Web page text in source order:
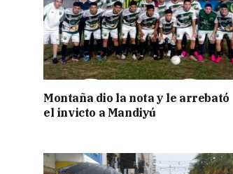
Montaña dio la nota y le arrebató
el invicto a Mandiyú